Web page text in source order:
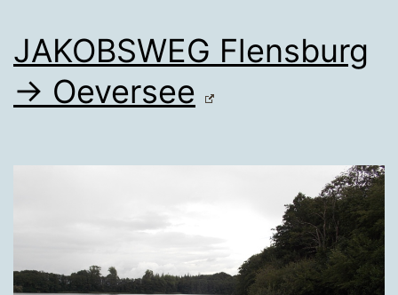
JAKOBSWEG Flensburg
→ Oeversee